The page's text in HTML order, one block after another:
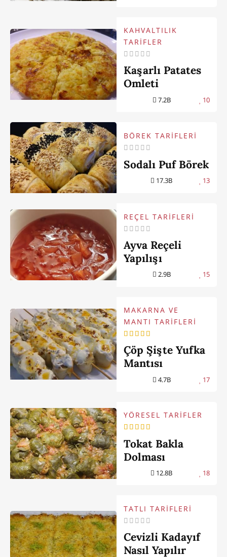
KAHVALTILIK
TARİFLER
Kaşarlı Patates
Omleti
7.2B 10
BÖREK TARİFLERİ
Sodalı Puf Börek
17.3B 13
REÇEL TARİFLERİ
Ayva Reçeli
Yapılışı
2.9B 15
MAKARNA VE
MANTI TARİFLERİ
Çöp Şişte Yufka
Mantısı
4.7B 17
YÖRESEL TARİFLER
Tokat Bakla
Dolması
12.8B 18
TATLI TARİFLERİ
Cevizli Kadayıf
Nasıl Yapılır